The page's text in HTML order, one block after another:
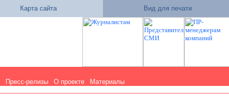
Карта сайта Вид для печати
Пресс-релизы О проекте Материалы